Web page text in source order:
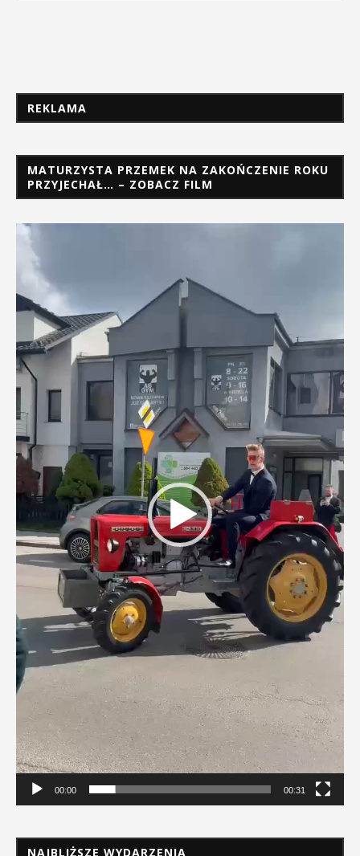
REKLAMA
MATURZYSTA PRZEMEK NA ZAKOŃCZENIE ROKU
PRZYJECHAŁ… – ZOBACZ FILM
Odtwarzacz
00:00 00:31
NAJBLIŻSZE WYDARZENIA